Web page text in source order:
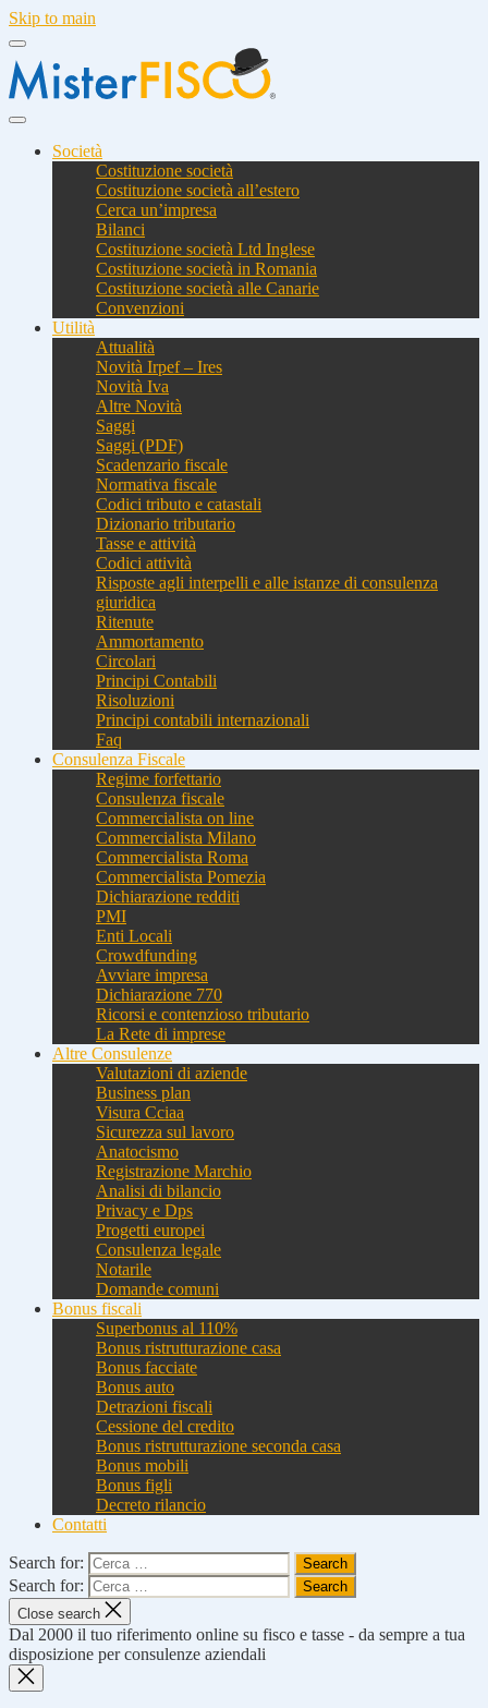
Skip to main
Società
Costituzione società
Costituzione società all’estero
Cerca un’impresa
Bilanci
Costituzione società Ltd Inglese
Costituzione società in Romania
Costituzione società alle Canarie
Convenzioni
Utilità
Attualità
Novità Irpef – Ires
Novità Iva
Altre Novità
Saggi
Saggi (PDF)
Scadenzario fiscale
Normativa fiscale
Codici tributo e catastali
Dizionario tributario
Tasse e attività
Codici attività
Risposte agli interpelli e alle istanze di consulenza
giuridica
Ritenute
Ammortamento
Circolari
Principi Contabili
Risoluzioni
Principi contabili internazionali
Faq
Consulenza Fiscale
Regime forfettario
Consulenza fiscale
Commercialista on line
Commercialista Milano
Commercialista Roma
Commercialista Pomezia
Dichiarazione redditi
PMI
Enti Locali
Crowdfunding
Avviare impresa
Dichiarazione 770
Ricorsi e contenzioso tributario
La Rete di imprese
Altre Consulenze
Valutazioni di aziende
Business plan
Visura Cciaa
Sicurezza sul lavoro
Anatocismo
Registrazione Marchio
Analisi di bilancio
Privacy e Dps
Progetti europei
Consulenza legale
Notarile
Domande comuni
Bonus fiscali
Superbonus al 110%
Bonus ristrutturazione casa
Bonus facciate
Bonus auto
Detrazioni fiscali
Cessione del credito
Bonus ristrutturazione seconda casa
Bonus mobili
Bonus figli
Decreto rilancio
Contatti
Search for:
Search for:
Close search
Dal 2000 il tuo riferimento online su fisco e tasse - da sempre a tua
disposizione per consulenze aziendali